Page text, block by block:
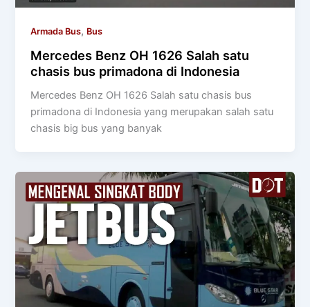
Armada Bus, Bus
Mercedes Benz OH 1626 Salah satu
chasis bus primadona di Indonesia
Mercedes Benz OH 1626 Salah satu chasis bus
primadona di Indonesia yang merupakan salah satu
chasis big bus yang banyak